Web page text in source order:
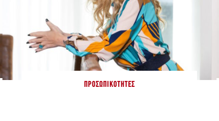
ΠΡΟΣΩΠΙΚΌΤΗΤΕΣ